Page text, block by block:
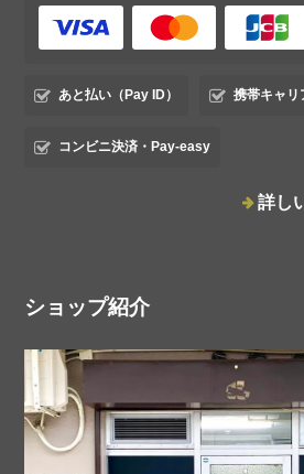
ココナッツパンプキンジ
2026/01/03
箔押し（シルバー）
あと払い（Pay ID） 携帯キャリ
コンビニ決済・Pay-easy
詳し
ショップ紹介